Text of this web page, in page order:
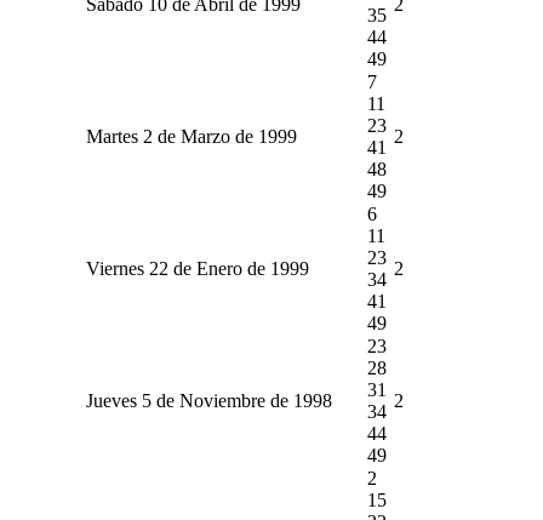
35
44
49
Martes 2 de Marzo de 1999
7
11
23
41
48
49
2
Viernes 22 de Enero de 1999
6
11
23
34
41
49
2
Jueves 5 de Noviembre de 1998
23
28
31
34
44
49
2
2
15